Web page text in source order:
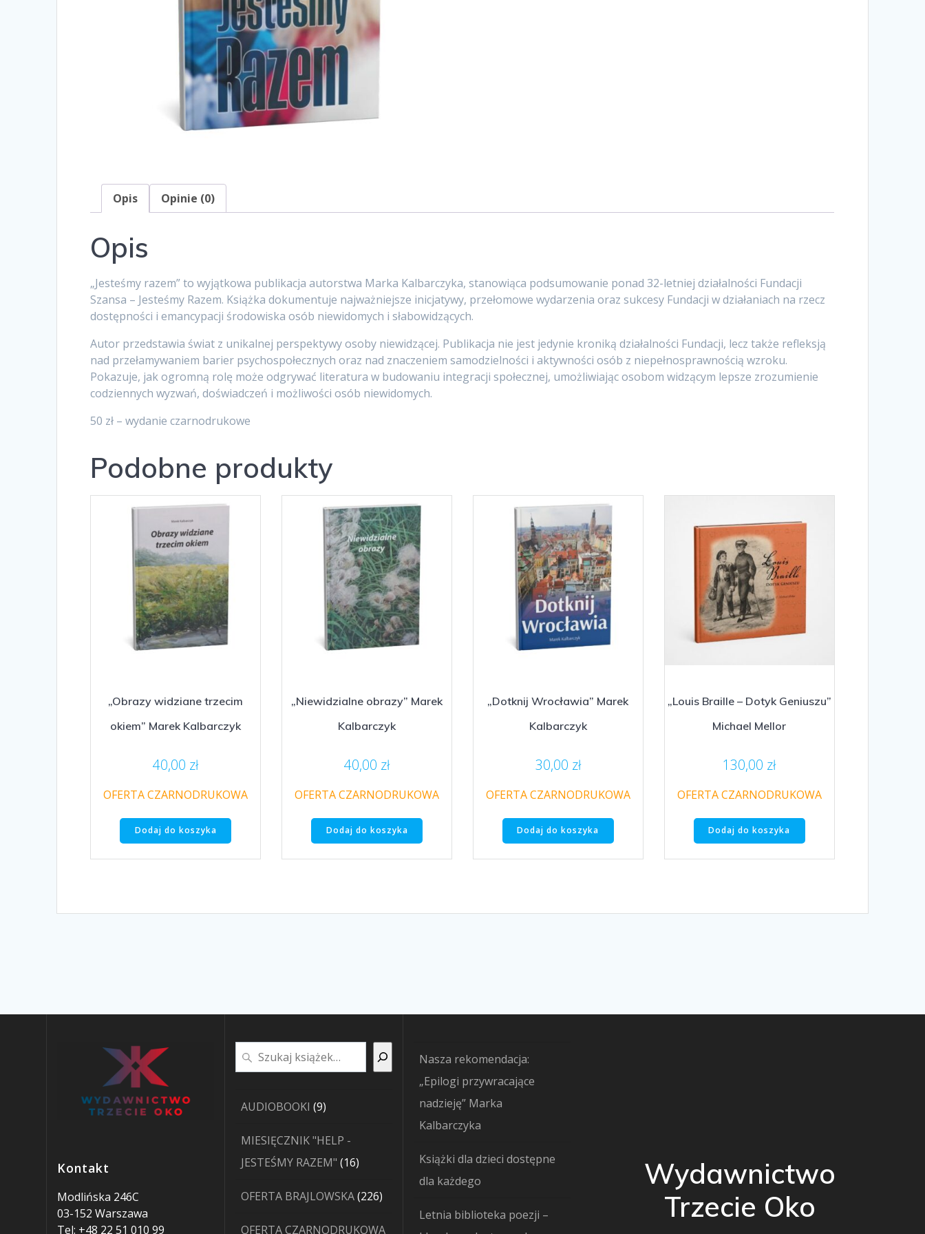
Opis Opinie (0)
Opis
„Jesteśmy razem” to wyjątkowa publikacja autorstwa Marka Kalbarczyka, stanowiąca podsumowanie ponad 32-letniej działalności Fundacji
Szansa – Jesteśmy Razem. Książka dokumentuje najważniejsze inicjatywy, przełomowe wydarzenia oraz sukcesy Fundacji w działaniach na rzecz
dostępności i emancypacji środowiska osób niewidomych i słabowidzących.
Autor przedstawia świat z unikalnej perspektywy osoby niewidzącej. Publikacja nie jest jedynie kroniką działalności Fundacji, lecz także refleksją
nad przełamywaniem barier psychospołecznych oraz nad znaczeniem samodzielności i aktywności osób z niepełnosprawnością wzroku.
Pokazuje, jak ogromną rolę może odgrywać literatura w budowaniu integracji społecznej, umożliwiając osobom widzącym lepsze zrozumienie
codziennych wyzwań, doświadczeń i możliwości osób niewidomych.
50 zł – wydanie czarnodrukowe
Podobne produkty
„Obrazy widziane trzecim
okiem” Marek Kalbarczyk
40,00 zł
OFERTA CZARNODRUKOWA
Dodaj do koszyka
„Niewidzialne obrazy” Marek
Kalbarczyk
40,00 zł
OFERTA CZARNODRUKOWA
Dodaj do koszyka
„Dotknij Wrocławia” Marek
Kalbarczyk
30,00 zł
OFERTA CZARNODRUKOWA
Dodaj do koszyka
„Louis Braille – Dotyk Geniuszu”
Michael Mellor
130,00 zł
OFERTA CZARNODRUKOWA
Dodaj do koszyka
Kontakt
Modlińska 246C
03-152 Warszawa
Tel: +48 22 51 010 99
Szukaj
AUDIOBOOKI 99
MIESIĘCZNIK "HELP -
JESTEŚMY RAZEM" 1616
OFERTA BRAJLOWSKA 226226
produktów
OFERTA CZARNODRUKOWA
Nasza rekomendacja:
„Epilogi przywracające
nadzieję” Marka
Kalbarczyka
Książki dla dzieci dostępne
dla każdego
Letnia biblioteka poezji –
Wydawnictwo
Trzecie Oko